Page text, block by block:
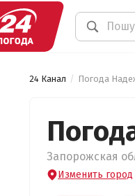
24 Канал Погода
Запорожская
Изменить город